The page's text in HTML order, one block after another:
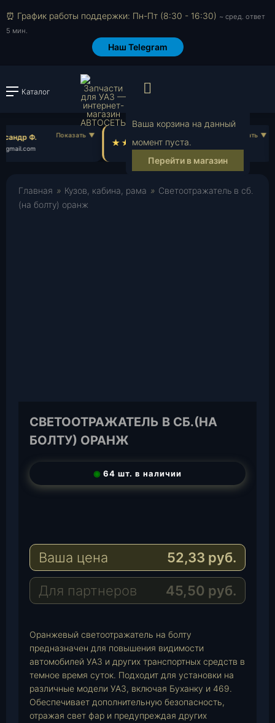
⏰ График работы поддержки: Пн-Пт (8:30 - 16:30) ~ сред. ответ
5 мин.
Наш Telegram
Каталог Войти или
Ваша корзина на данный
момент пуста.
Перейти в магазин
Ф.
ol***@yahoo.com
Главная » Кузов, кабина, рама » Светоотражатель в сб.
(на болту) оранж
СВЕТООТРАЖАТЕЛЬ В СБ.(НА
БОЛТУ) ОРАНЖ
◉ 64 шт. в наличии
e
r
a
m
a
s
A
p
a
i
l
Ваша цена 52,33 руб.
Для партнеров 45,50 руб.
Оранжевый светоотражатель на болту
предназначен для повышения видимости
автомобилей УАЗ и других транспортных средств в
темное время суток. Подходит для установки на
различные модели УАЗ, включая Буханку и 469.
Обеспечивает дополнительную безопасность,
отражая свет фар и предупреждая других